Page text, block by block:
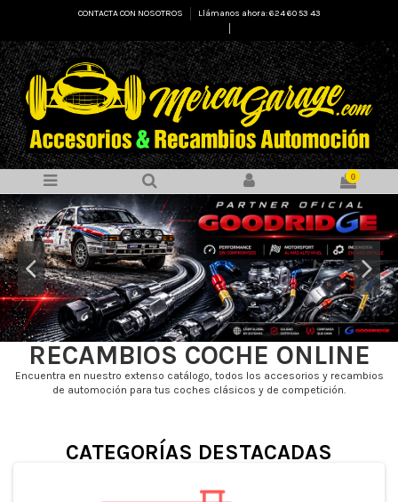
CONTACTA CON NOSOTROS
Llámanos ahora: 624 60 53 43
0
RECAMBIOS COCHE ONLINE
Encuentra en nuestro extenso catálogo, todos los accesorios y recambios
de automoción para tus coches clásicos y de competición.
CATEGORÍAS DESTACADAS